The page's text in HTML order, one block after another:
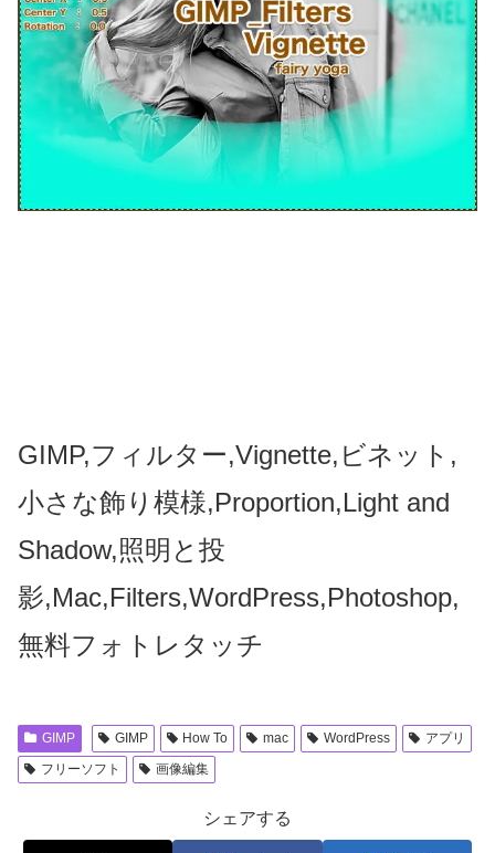
GIMP,フィルター,Vignette,ビネット,
小さな飾り模様,Proportion,Light and
Shadow,照明と投
影,Mac,Filters,WordPress,Photoshop,
無料フォトレタッチ
GIMP GIMP How To mac WordPress
アプリ
フリーソフト
画像編集
シェアする